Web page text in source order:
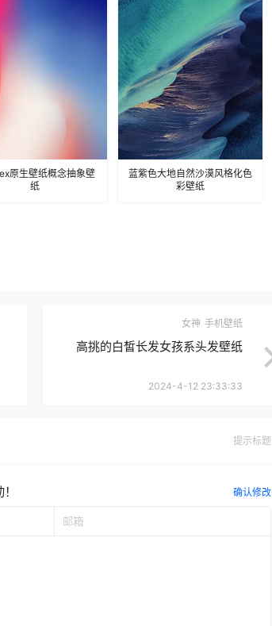
原生壁纸概念抽象壁
纸
蓝紫色大地自然沙漠风格化色
彩壁纸
女神 手机壁纸
高挑的白皙长发女孩系头发壁纸
2024-4-12 23:33:33
提示标题
确认修改